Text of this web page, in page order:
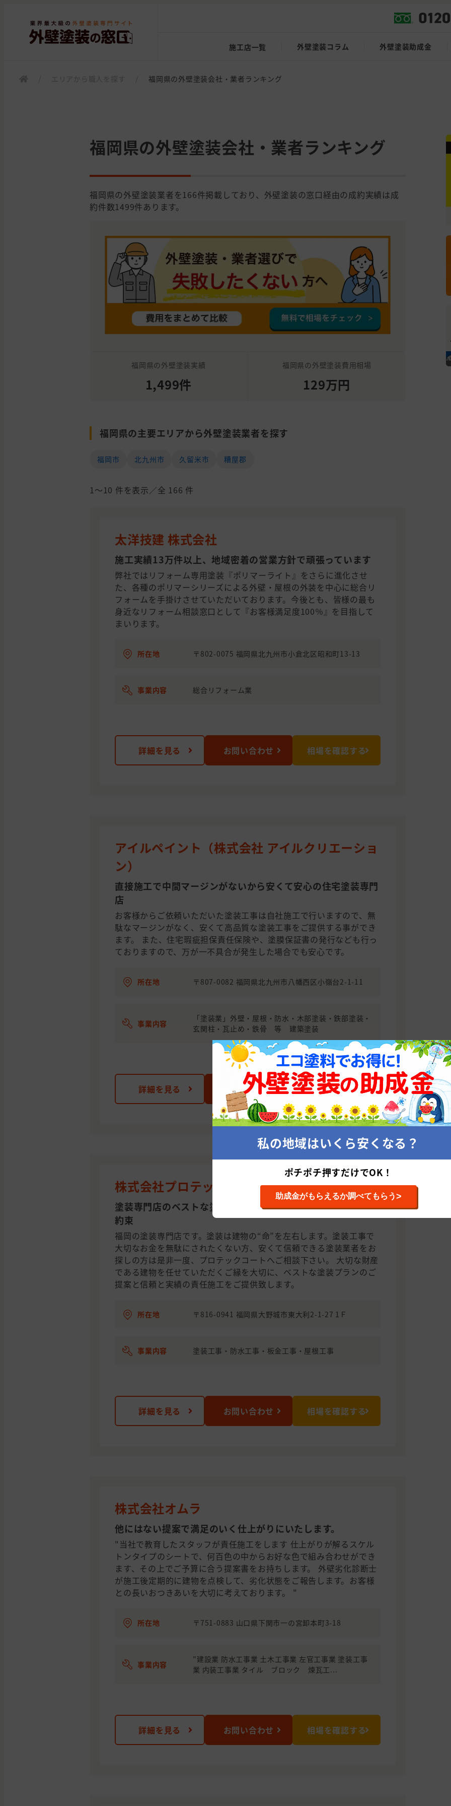
施工店一覧 外壁塗装コラム 外壁塗装助成金
福岡県の外壁塗装会社・業者ランキング
福岡県の外壁塗装会社・業者ランキング
福岡県の外壁塗装業者を166件掲載しており、外壁塗装の窓口経由の成約実績は成
約件数1499件あります。
福岡県の外壁塗装実績
1,499件
福岡県の外壁塗装費用相場
129万円
福岡県の主要エリアから外壁塗装業者を探す
福岡市 北九州市 久留米市 糟屋郡
1〜10 件を表示／全 166 件
太洋技建 株式会社
施工実績13万件以上、地域密着の営業方針で頑張っています
弊社ではリフォーム専用塗装『ポリマーライト』をさらに進化させ
た、各種のポリマーシリーズによる外壁・屋根の外装を中心に総合リ
フォームを手掛けさせていただいております。今後とも、皆様の最も
身近なリフォーム相談窓口として『お客様満足度100％』を目指して
まいります。
所在地 〒802-0075 福岡県北九州市小倉北区昭和町13-13
事業内容 総合リフォーム業
詳細を見る お問い合わせ 相場を確認する
アイルペイント（株式会社 アイルクリエーショ
ン）
直接施工で中間マージンがないから安くて安心の住宅塗装専門
店
お客様からご依頼いただいた塗装工事は自社施工で行いますので、無
駄なマージンがなく、安くて高品質な塗装工事をご提供する事ができ
ます。 また、住宅瑕疵担保責任保険や、塗膜保証書の発行なども行っ
ておりますので、万が一不具合が発生した場合でも安心です。
所在地 〒807-0082 福岡県北九州市八幡西区小嶺台2-1-11
事業内容
「塗装業」外壁・屋根・防水・木部塗装・鉄部塗装・
玄関柱・瓦止め・鉄骨 等 建築塗装
詳細を見る お問い合わせ 相場を確認する
株式会社プロテックコート
塗装専門店のベストな塗装プランご提案と信頼の責任施工をお
約束
福岡の塗装専門店です。塗装は建物の“命”を左右します。塗装工事で
大切なお金を無駄にされたくない方、安くて信頼できる塗装業者をお
探しの方は是非一度、プロテックコートへご相談下さい。 大切な財産
である建物を任せていただくご縁を大切に、ベストな塗装プランのご
提案と信頼と実績の責任施工をご提供致します。
所在地 〒816-0941 福岡県大野城市東大利2-1-27 1Ｆ
事業内容 塗装工事・防水工事・板金工事・屋根工事
詳細を見る お問い合わせ 相場を確認する
株式会社オムラ
他にはない提案で満足のいく仕上がりにいたします。
"当社で教育したスタッフが責任施工をします 仕上がりが解るスケル
トンタイプのシートで、何百色の中からお好な色で組み合わせができ
ます、その上でご予算に合う提案書をお持ちします。 外壁劣化診断士
が施工後定期的に建物を点検して、劣化状態をご報告します。お客様
との長いおつきあいを大切に考えております。 "
所在地 〒751-0883 山口県下関市一の宮卸本町3-18
事業内容
"建設業 防水工事業 土木工事業 左官工事業 塗装工事
業 内装工事業 タイル ブロック 煉瓦工...
詳細を見る お問い合わせ 相場を確認する
私の地域はいくら安くなる？
ポチポチ押すだけでOK！
助成金がもらえるか調べてもらう>